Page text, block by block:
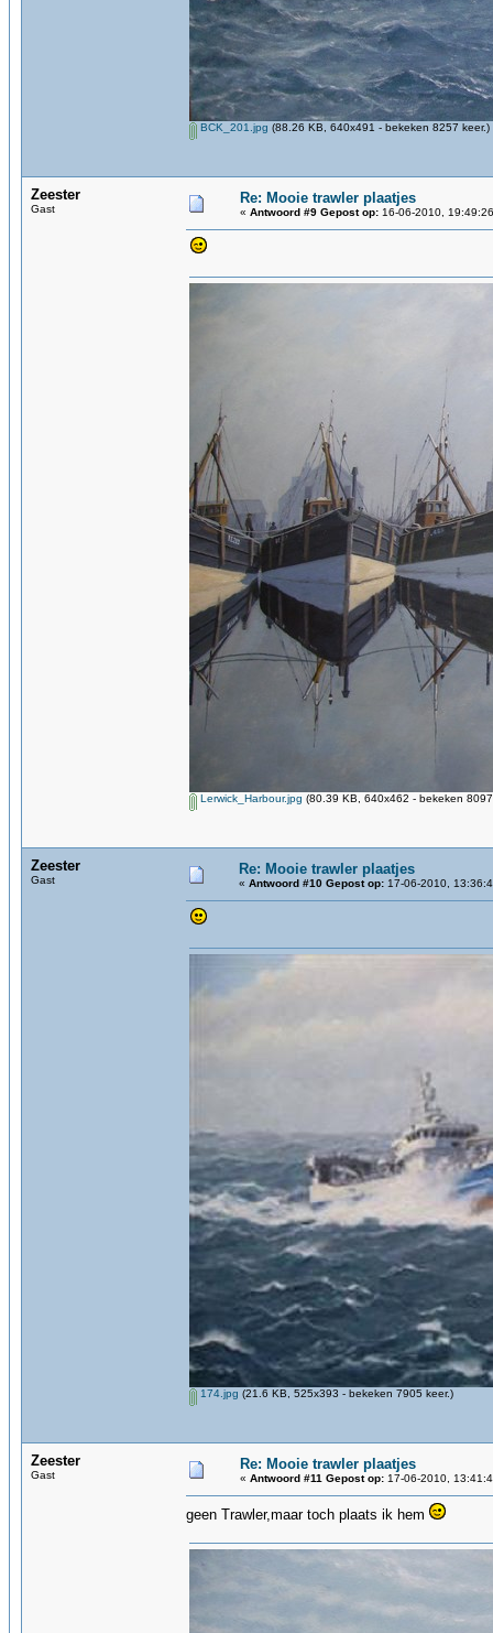
BCK_201.jpg (88.26 KB, 640x491 - bekeken 8257 keer.)
Zeester
Gast
Re: Mooie trawler plaatjes
« Antwoord #9 Gepost op: 16-06-2010,
Lerwick_Harbour.jpg (80.39 KB, 640x462 - bekeken
Zeester
Gast
Re: Mooie trawler plaatjes
« Antwoord #10 Gepost op: 17-06-2010,
174.jpg (21.6 KB, 525x393 - bekeken 7905 keer.)
Zeester
Gast
Re: Mooie trawler plaatjes
« Antwoord #11 Gepost op: 17-06-2010,
geen Trawler,maar toch plaats ik hem